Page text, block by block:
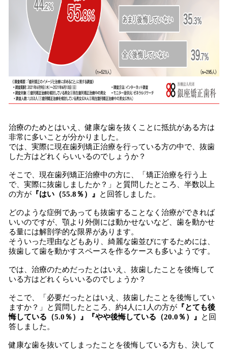
治療のためとはいえ、健康な歯を抜くことに抵抗がある方は
非常に多いことが分かりました。
では、実際に現在歯列矯正治療を行っている方の中で、抜歯
した方はどれくらいいるのでしょうか？
そこで、現在歯列矯正治療中の方に、「矯正治療を行う上
で、実際に抜歯しましたか？」と質問したところ、半数以上
の方が 『はい（55.8％）』 と回答しました。
どのような症例であっても抜歯することなく治療ができれば
いいのですが、顎より外側には動かせないなど、歯を動かせ
る量には解剖学的な限界があります。
そういった理由などもあり、綺麗な歯並びにするためには、
抜歯して歯を動かすスペースを作るケースも多いようです。
では、治療のためだったとはいえ、抜歯したことを後悔して
いる方はどれくらいいるのでしょうか？
そこで、「必要だったとはいえ、抜歯したことを後悔してい
ますか？」と質問したところ、約4人に1人の方が 『とても後
悔している（5.0％）』『やや後悔している（20.0％）』
と回
答しました。
健康な歯を抜いてしまったことを後悔している方も、決して